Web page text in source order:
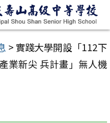
> 實踐大學開設「112下
業新尖 兵計畫」無人機